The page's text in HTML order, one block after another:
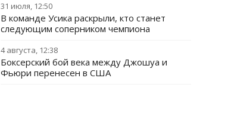
31 июля, 12:50
В команде Усика раскрыли, кто станет
следующим соперником чемпиона
4 августа, 12:38
Боксерский бой века между Джошуа и
Фьюри перенесен в США